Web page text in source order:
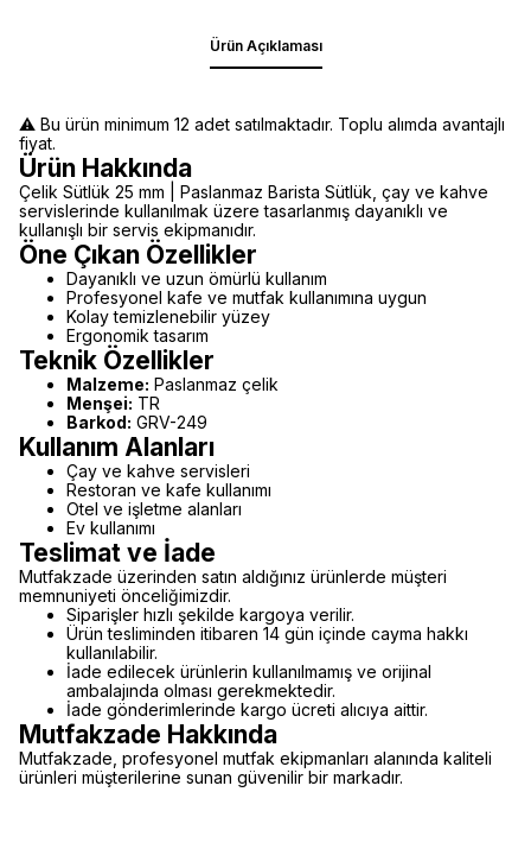
Ürün Açıklaması
⚠️ Bu ürün minimum 12 adet satılmaktadır. Toplu alımda avantajlı
fiyat.
Ürün Hakkında
Çelik Sütlük 25 mm | Paslanmaz Barista Sütlük, çay ve kahve
servislerinde kullanılmak üzere tasarlanmış dayanıklı ve
kullanışlı bir servis ekipmanıdır.
Öne Çıkan Özellikler
Dayanıklı ve uzun ömürlü kullanım
Profesyonel kafe ve mutfak kullanımına uygun
Kolay temizlenebilir yüzey
Ergonomik tasarım
Teknik Özellikler
Malzeme: Paslanmaz çelik
Menşei: TR
Barkod: GRV-249
Kullanım Alanları
Çay ve kahve servisleri
Restoran ve kafe kullanımı
Otel ve işletme alanları
Ev kullanımı
Teslimat ve İade
Mutfakzade üzerinden satın aldığınız ürünlerde müşteri
memnuniyeti önceliğimizdir.
Siparişler hızlı şekilde kargoya verilir.
Ürün tesliminden itibaren 14 gün içinde cayma hakkı
kullanılabilir.
İade edilecek ürünlerin kullanılmamış ve orijinal
ambalajında olması gerekmektedir.
İade gönderimlerinde kargo ücreti alıcıya aittir.
Mutfakzade Hakkında
Mutfakzade, profesyonel mutfak ekipmanları alanında kaliteli
ürünleri müşterilerine sunan güvenilir bir markadır.